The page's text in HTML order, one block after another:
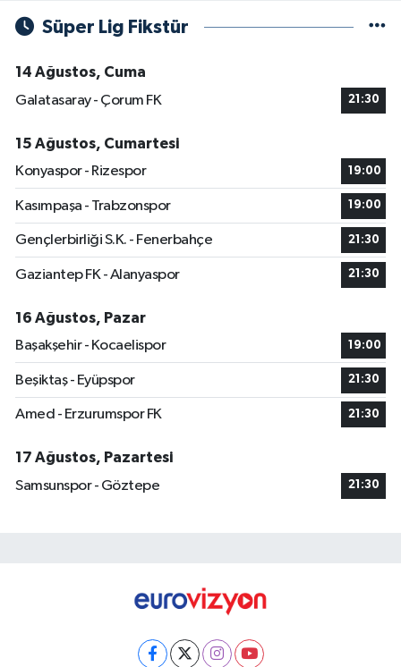
Süper Lig Fikstür
14 Ağustos, Cuma
Galatasaray - Çorum FK
21:30
15 Ağustos, Cumartesi
Konyaspor - Rizespor
19:00
Kasımpaşa - Trabzonspor 19:00
Gençlerbirliği S.K. - Fenerbahçe 21:30
Gaziantep FK - Alanyaspor 21:30
16 Ağustos, Pazar
Başakşehir - Kocaelispor
19:00
Beşiktaş - Eyüpspor 21:30
Amed - Erzurumspor FK 21:30
17 Ağustos, Pazartesi
Samsunspor - Göztepe
21:30